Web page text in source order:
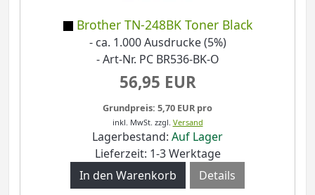
Brother TN-248BK Toner Black
- ca. 1.000 Ausdrucke (5%)
- Art-Nr. PC BR536-BK-O
56,95 EUR
Grundpreis: 5,70 EUR pro
inkl. MwSt. zzgl. Versand
Lagerbestand: Auf Lager
Lieferzeit: 1-3 Werktage
Details